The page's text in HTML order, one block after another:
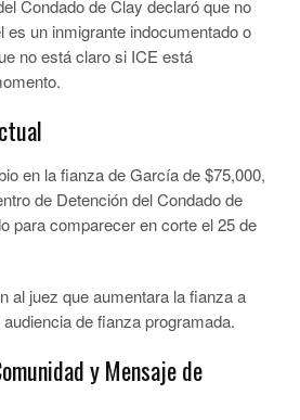
Condado de Clay declaró que no
es un inmigrante indocumentado o
no está claro si ICE está
en la fianza de García de $75,000,
de Detención del Condado de
para comparecer en corte el 25 de
al juez que aumentara la fianza a
de fianza programada.
y Mensaje de